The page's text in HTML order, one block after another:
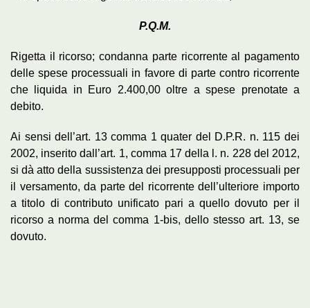
P.Q.M.
Rigetta il ricorso; condanna parte ricorrente al pagamento
delle spese processuali in favore di parte contro ricorrente
che liquida in Euro 2.400,00 oltre a spese prenotate a
debito.
Ai sensi dell’art. 13 comma 1 quater del D.P.R. n. 115 dei
2002, inserito dall’art. 1, comma 17 della l. n. 228 del 2012,
si dà atto della sussistenza dei presupposti processuali per
il versamento, da parte del ricorrente dell’ulteriore importo
a titolo di contributo unificato pari a quello dovuto per il
ricorso a norma del comma 1-bis, dello stesso art. 13, se
dovuto.